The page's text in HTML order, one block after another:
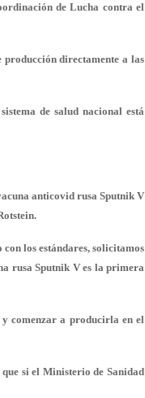
de Lucha contra el
producción directamente a las
de salud nacional está
anticovid rusa Sputnik V
con los estándares, solicitamos
rusa Sputnik V es la primera
comenzar a producirla en el
si el Ministerio de Sanidad